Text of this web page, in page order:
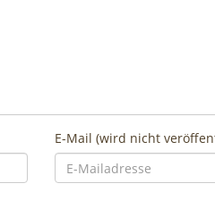
E-Mail (wird nicht